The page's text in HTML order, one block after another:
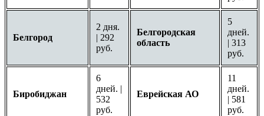
Белгород
2 дня.
| 292
руб.
Белгородская
область
5
дней.
| 313
руб.
Биробиджан
6
дней. |
532
руб.
Еврейская АО
11
дней.
| 581
руб.